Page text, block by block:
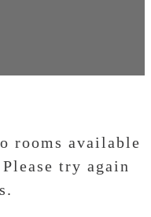
rooms available
try again